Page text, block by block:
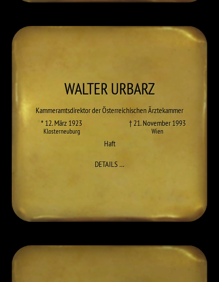
WALTERURBARZ
Kammeramtsdirektor der Österreichischen Ärztekammer
* 12. März 1923
Klosterneuburg
† 21. November 1993
Wien
Haft
DETAILS…ZU WALTER URBARZ